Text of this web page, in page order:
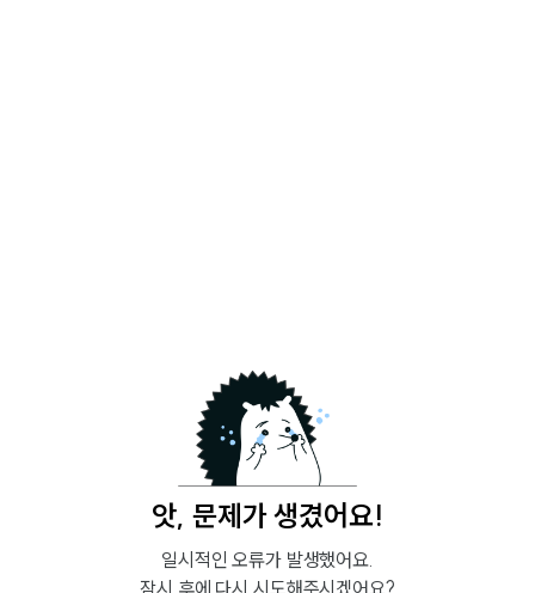
앗, 문제가 생겼어요!
일시적인 오류가 발생했어요.